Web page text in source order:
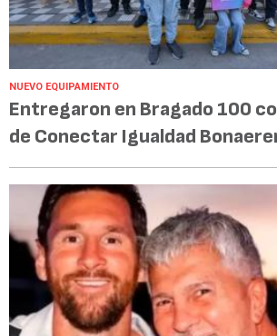
NUEVO EQUIPAMIENTO
Entregaron en Bragado 100
de Conectar Igualdad